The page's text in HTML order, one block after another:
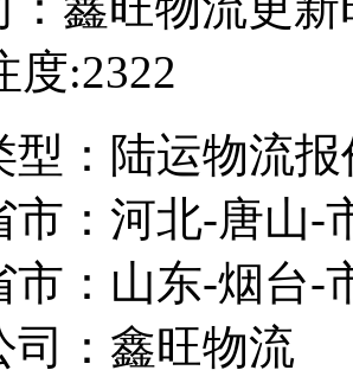
度:2322
： 陆运物流报
： 河北-唐山-
： 山东-烟台-
： 鑫旺物流